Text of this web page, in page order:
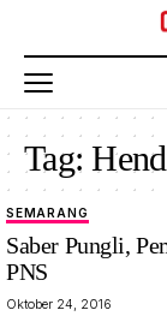
Tag:
SEMARANG
Saber Pungli,
PNS
Oktober 24, 2016